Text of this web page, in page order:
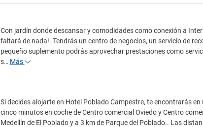
Con jardín donde descansar y comodidades como conexión a
faltará de nada!. Tendrás un centro de negocios, un servicio de
pequeño suplemento podrás aprovechar prestaciones como
s… Más
Si decides alojarte en Hotel Poblado Campestre, te encontrarás
cinco minutos en coche de Centro comercial Oviedo y Centro
Medellín de El Poblado y a 3 km de Parque del Poblado.. Las